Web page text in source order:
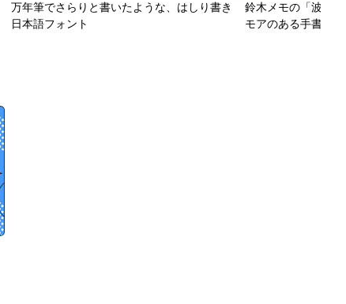
万年筆でさらりと書いたような、はしり書き
日本語フォント
鈴木メモの「波と
モアのある手書き